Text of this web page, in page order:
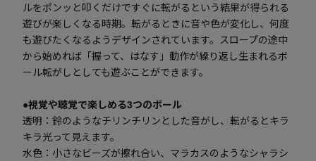
ルをポンッと叩くだけですぐに転がるという結果が得られる
遊びが楽しくなる時期。転がるときに音や色が変化し、何度
も遊びたくなるようデザインされています。スロープの途中
から始めれば「握って、はなす」動作が繰り返し生まれるボ
ール転がしとしても遊ぶことができます。
●視覚や聴覚で楽しめる3つのボール
透明：鈴のようなチリンチリンとした音がし、転がるとキラ
キラ光って見えます。
水色：小さなビーズが擦れ合い、マラカスのようなシャラシ